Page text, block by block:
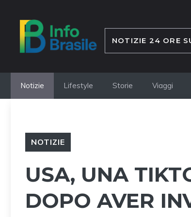
contenuto
NOTIZIE 24 ORE
Notizie Lifestyle Storie Viaggi
NOTIZIE
USA, UNA
DOPO AVER